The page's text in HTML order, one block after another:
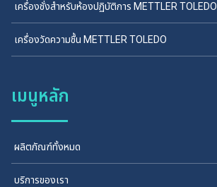
เครื่องชั่งสำหรับห้องปฏิบัติการ METTLER TOLEDO
เครื่องวัดความชื้น METTLER TOLEDO
เมนูหลัก
ผลิตภัณฑ์ทั้งหมด
บริการของเรา